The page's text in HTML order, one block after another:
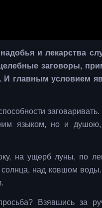
и лекарства
заговоры,
И главным условием
заговаривать.
языком, но и
на ущерб луны, по
солнца, над ковшом
Взявшись за